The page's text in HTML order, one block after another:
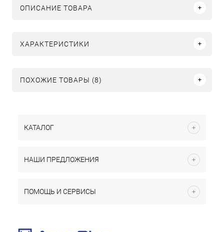
ОПИСАНИЕ ТОВАРА
ХАРАКТЕРИСТИКИ
ПОХОЖИЕ ТОВАРЫ (8)
КАТАЛОГ
НАШИ ПРЕДЛОЖЕНИЯ
ПОМОЩЬ И СЕРВИСЫ